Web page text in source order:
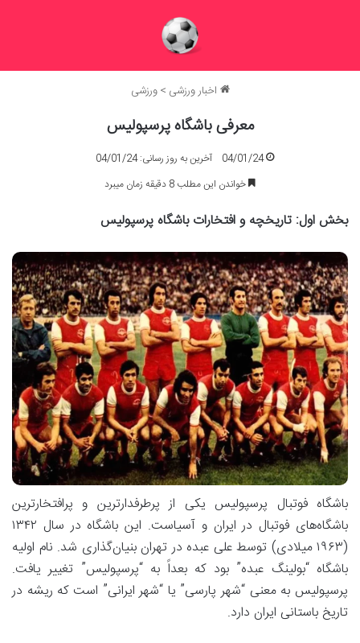
اخبار ورزشی > ورزشی
معرفی باشگاه پرسپولیس
04/01/24
آخرین به روز رسانی: 04/01/24
خواندن این مطلب 8 دقیقه زمان میبرد
بخش اول: تاریخچه و افتخارات باشگاه پرسپولیس
باشگاه فوتبال پرسپولیس یکی از پرطرفدارترین و پرافتخارترین
باشگاه‌های فوتبال در ایران و آسیاست. این باشگاه در سال ۱۳۴۲
(۱۹۶۳ میلادی) توسط علی عبده در تهران بنیان‌گذاری شد. نام اولیه
باشگاه “بولینگ عبده” بود که بعداً به “پرسپولیس” تغییر یافت.
پرسپولیس به معنی “شهر پارسی” یا “شهر ایرانی” است که ریشه در
تاریخ باستانی ایران دارد.